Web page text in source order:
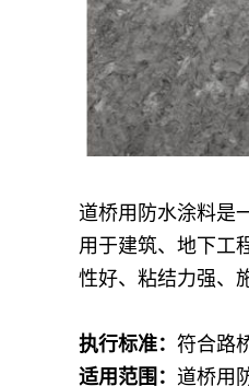
道桥用防水涂料是
用于建筑、地下工
性好、粘结力强、
执行标准： 符合路
适用范围： 道桥用